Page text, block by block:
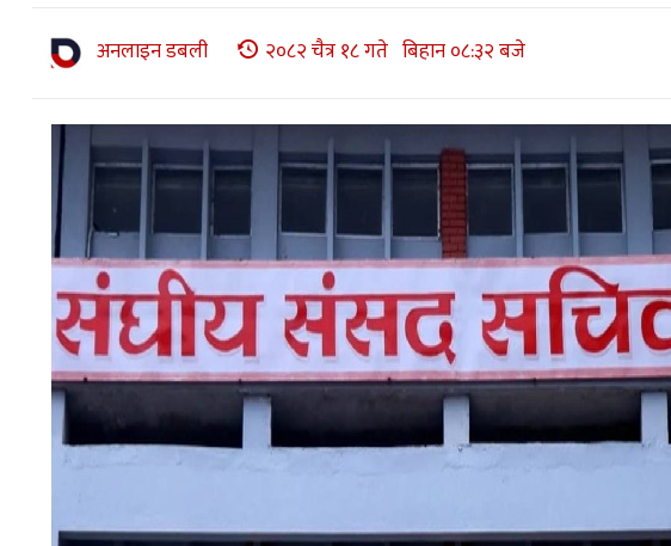
अनलाइन डबली २०८२ चैत्र १८ गते बिहान ०८:३२ बजे